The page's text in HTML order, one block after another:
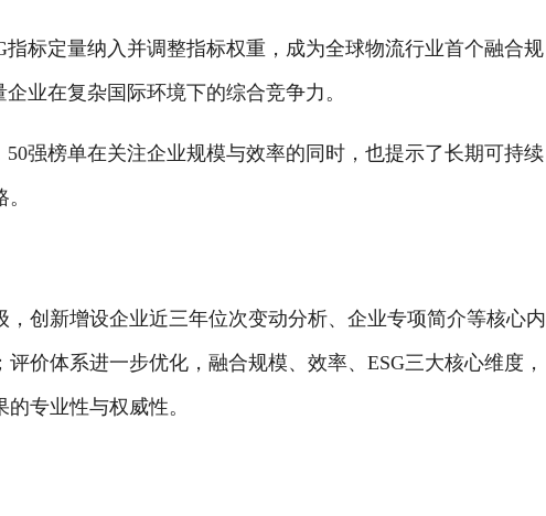
指标定量纳入并调整指标权重，成为全球物流行业首个融合规
业在复杂国际环境下的综合竞争力。
强榜单在关注企业规模与效率的同时，也提示了长期可持续
。
创新增设企业近三年位次变动分析、企业专项简介等核心内
价体系进一步优化，融合规模、效率、ESG三大核心维度，
的专业性与权威性。